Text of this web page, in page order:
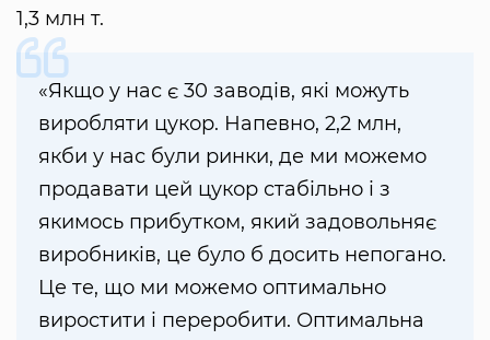
1,3 млн т.
«Якщо у нас є 30 заводів, які можуть
виробляти цукор. Напевно, 2,2 млн,
якби у нас були ринки, де ми можемо
продавати цей цукор стабільно і з
якимось прибутком, який задовольняє
виробників, це було б досить непогано.
Це те, що ми можемо оптимально
виростити і переробити. Оптимальна